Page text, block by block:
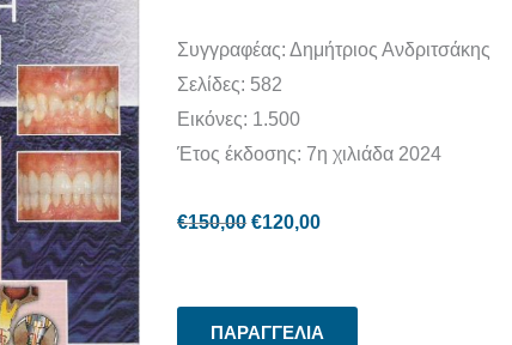
Συγγραφέας: Δημήτριος Ανδριτσάκης
Σελίδες: 582
Εικόνες: 1.500
Έτος έκδοσης: 7η χιλιάδα 2024
€150,00 €120,00
ΠΑΡΑΓΓΕΛΙΑ